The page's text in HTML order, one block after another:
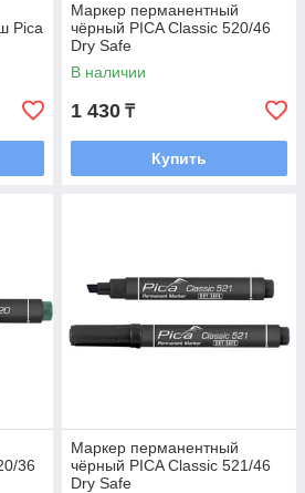
Pica
Маркер перманентный
чёрный PICA Classic 520/46
Dry Safe
В наличии
1 430 ₸
Купить
36
Маркер перманентный
чёрный PICA Classic 521/46
Dry Safe